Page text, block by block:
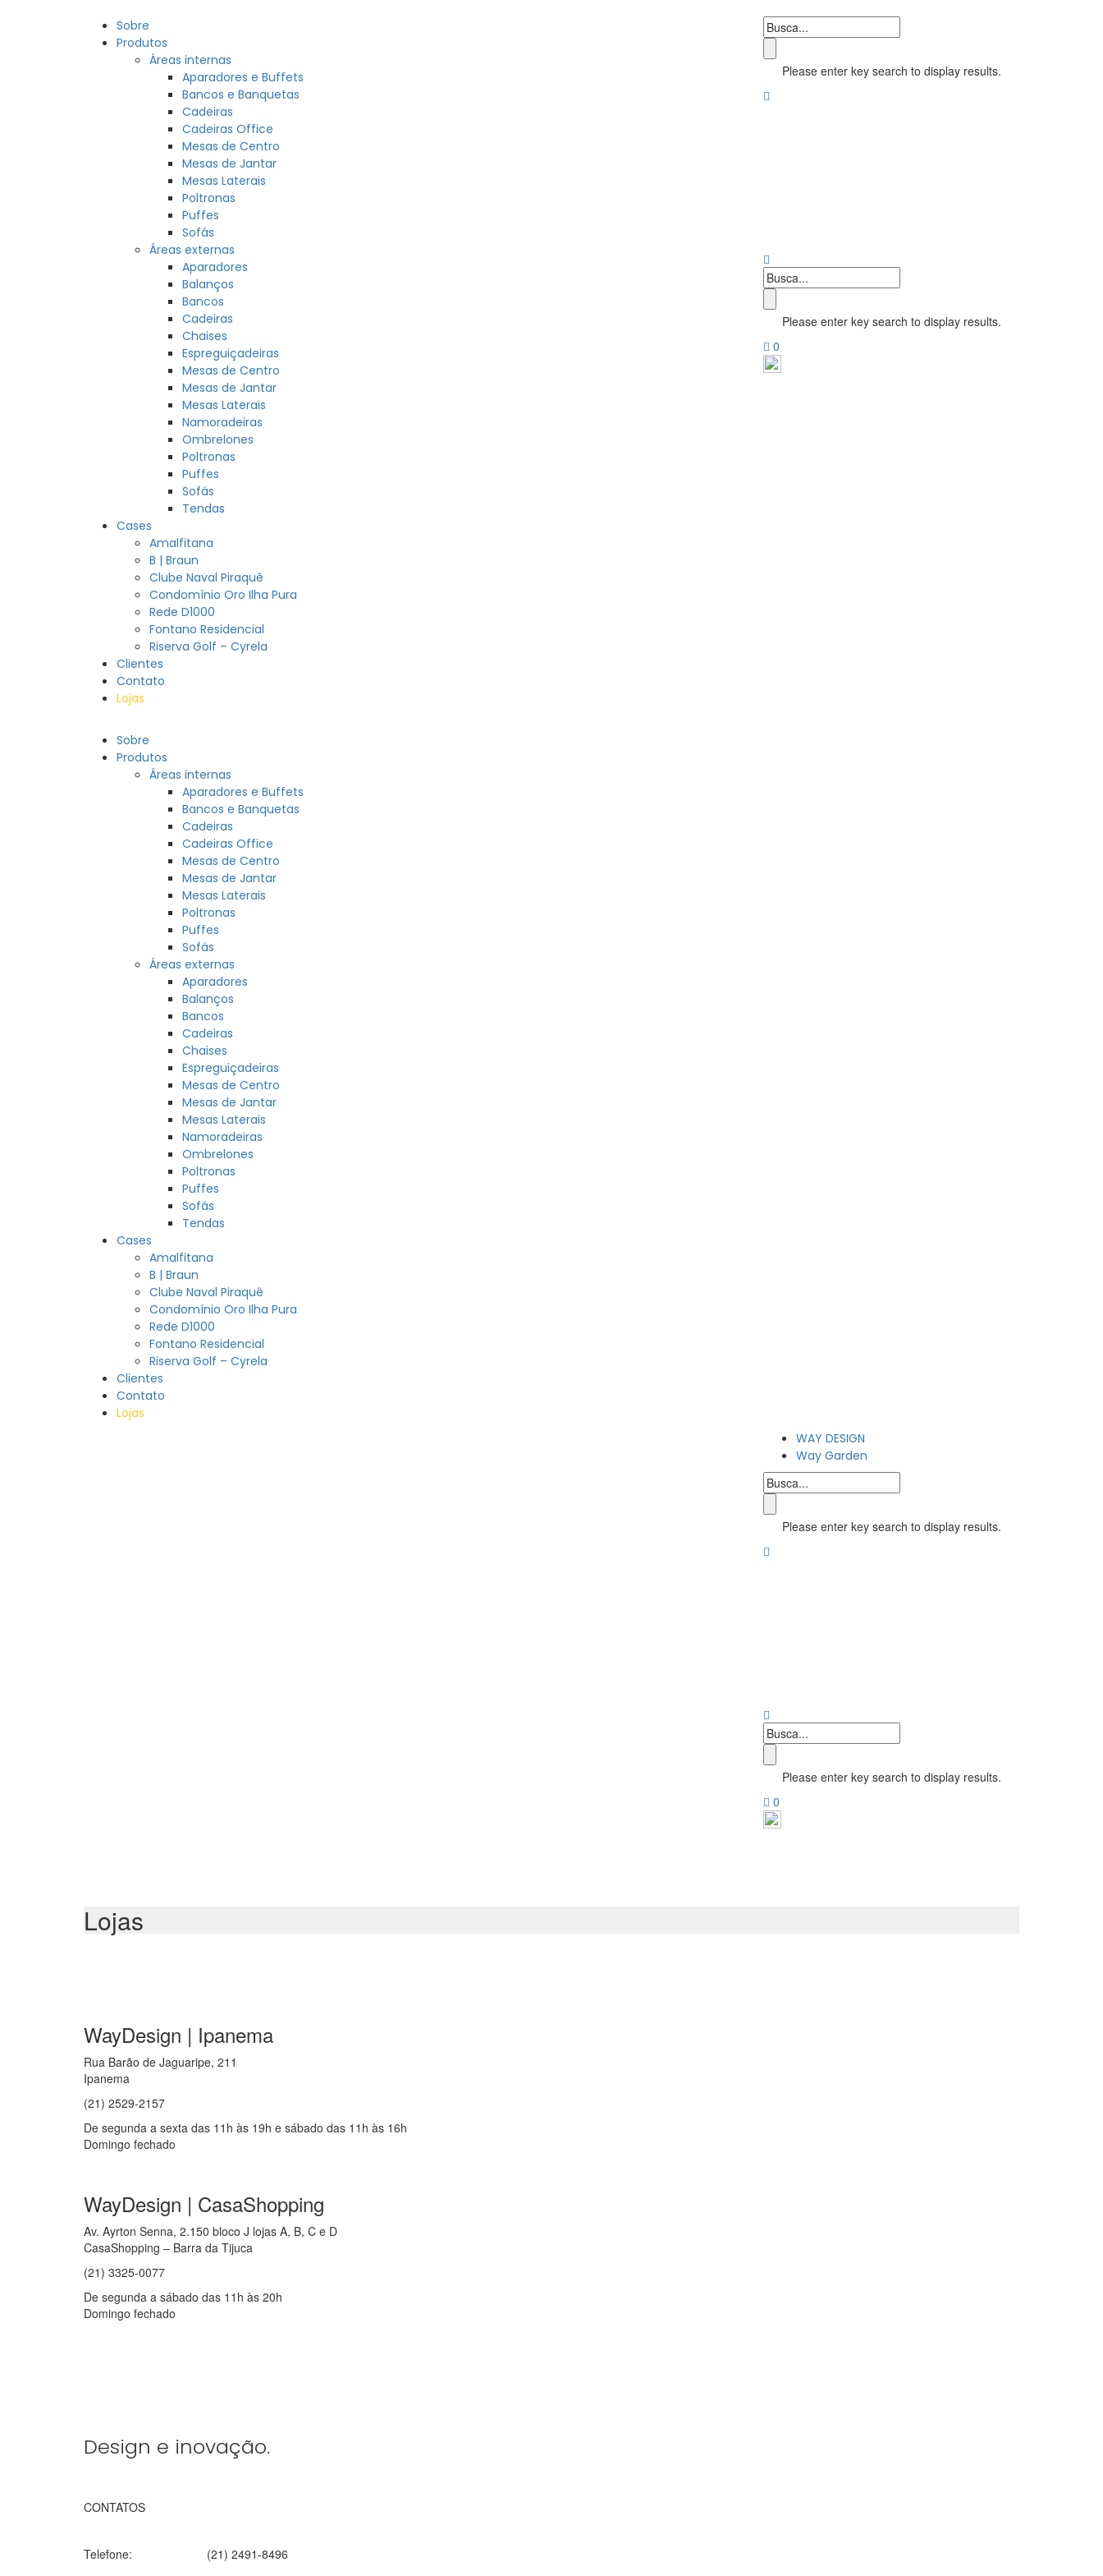
Please enter key search to display results.
Please enter key search to display results.
0
Sobre
Produtos
Áreas internas
Aparadores e Buffets
Bancos e Banquetas
Cadeiras
Cadeiras Office
Mesas de Centro
Mesas de Jantar
Mesas Laterais
Poltronas
Puffes
Sofás
Áreas externas
Aparadores
Balanços
Bancos
Cadeiras
Chaises
Espreguiçadeiras
Mesas de Centro
Mesas de Jantar
Mesas Laterais
Namoradeiras
Ombrelones
Poltronas
Puffes
Sofás
Tendas
Cases
Amalfitana
B | Braun
Clube Naval Piraquê
Condomínio Oro Ilha Pura
Rede D1000
Fontano Residencial
Riserva Golf – Cyrela
Clientes
Contato
Lojas
Sobre
Produtos
Áreas internas
Aparadores e Buffets
Bancos e Banquetas
Cadeiras
Cadeiras Office
Mesas de Centro
Mesas de Jantar
Mesas Laterais
Poltronas
Puffes
Sofás
Áreas externas
Aparadores
Balanços
Bancos
Cadeiras
Chaises
Espreguiçadeiras
Mesas de Centro
Mesas de Jantar
Mesas Laterais
Namoradeiras
Ombrelones
Poltronas
Puffes
Sofás
Tendas
Cases
Amalfitana
B | Braun
Clube Naval Piraquê
Condomínio Oro Ilha Pura
Rede D1000
Fontano Residencial
Riserva Golf – Cyrela
Clientes
Contato
Lojas
WAY DESIGN
Way Garden
Please enter key search to display results.
Please enter key search to display results.
0
Lojas
WayDesign | Ipanema
Rua Barão de Jaguaripe, 211
Ipanema
(21) 2529-2157
De segunda a sexta das 11h às 19h e sábado das 11h às 16h
Domingo fechado
WayDesign | CasaShopping
Av. Ayrton Senna, 2.150 bloco J lojas A, B, C e D
CasaShopping – Barra da Tijuca
(21) 3325-0077
De segunda a sábado das 11h às 20h
Domingo fechado
Design e inovação.
CONTATOS
Telefone:
(21) 2491-8496